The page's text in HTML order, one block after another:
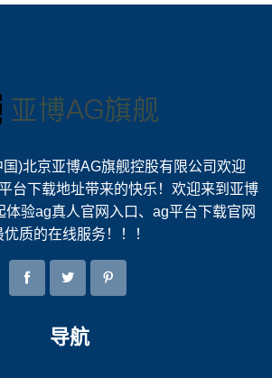
)北京亚博AG旗舰控股有限公司欢迎
台下载地址带来的快乐！欢迎来到亚博
体验ag真人官网入口、ag平台下载官网
优质的在线服务！！！
导航